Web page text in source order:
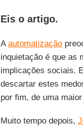
Eis o artigo.
Aautomatização
inquietação é que as
implicações sociais.
descartar estes
por fim, de uma
Muito tempo depois,